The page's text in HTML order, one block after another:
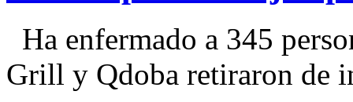
Ha enfermado a 345
Grill y Qdoba retiraron de